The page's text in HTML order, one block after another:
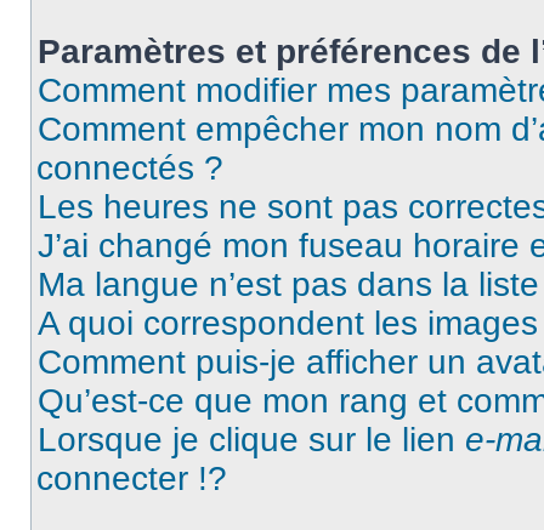
Paramètres et préférences de
Comment modifier mes
Comment empêcher mon nom
connectés ?
Les heures ne sont pas
J’ai changé mon fuseau horaire
Ma langue n’est pas dans la
A quoi correspondent les
Comment puis-je afficher un
Qu’est-ce que mon rang et
Lorsque je clique sur le lien e-
connecter !?